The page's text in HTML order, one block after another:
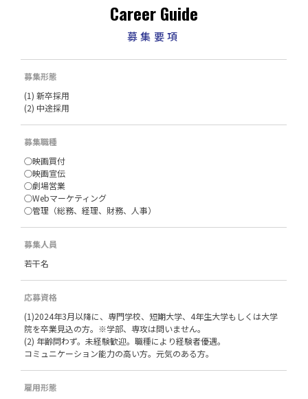
Career Guide
募集要項
募集形態
(1) 新卒採用
(2) 中途採用
募集職種
○映画買付
○映画宣伝
○劇場営業
○Webマーケティング
○管理（総務、経理、財務、人事）
募集人員
若干名
応募資格
(1)2024年3月以降に、専門学校、短期大学、4年生大学もしくは大学
院を卒業見込の方。※学部、専攻は問いません。
(2) 年齢問わず。未経験歓迎。職種により経験者優遇。
コミュニケーション能力の高い方。元気のある方。
雇用形態